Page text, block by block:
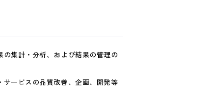
集計・分析、および結果の管理の
ービスの品質改善、企画、開発等